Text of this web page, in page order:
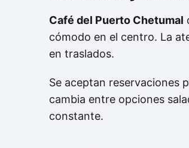
Café del Puerto Chetumal
cómodo en el centro. La
en traslados.
Se aceptan reservaciones
cambia entre opciones
constante.